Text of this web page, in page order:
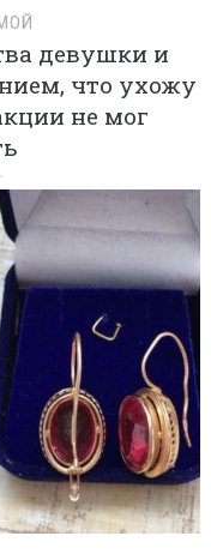
девушки и
что ухожу
не мог